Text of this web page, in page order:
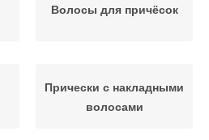
Волосы для причёсок
Прически с накладными
волосами